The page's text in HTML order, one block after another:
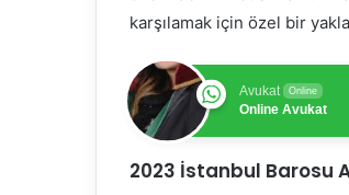
karşılamak için özel bir
Avukat Online
Online Avukat
2023 İstanbul Barosu